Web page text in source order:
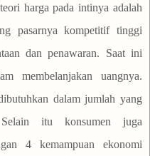
harga pada intinya adalah
pasarnya kompetitif tinggi
dan penawaran. Saat ini
membelanjakan uangnya.
dalam jumlah yang
Selain itu konsumen juga
4 kemampuan ekonomi